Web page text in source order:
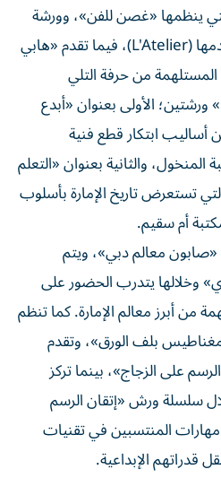
ينظمها «غصن للفن»، وورشة
«الإمارات بفن الخيوط» وتقدمها (L'Atelier)، فيما تقدم «هابي
من حرفة التلي
ورشتين؛ الأولى بعنوان «أبدع
أساليب ابتكار قطع فنية
والثانية بعنوان «التعلم
تستعرض تاريخ الإمارة بأسلوب
أم سقيم.
معالم دبي»، ويتم
وخلالها يتدرب الحضور على
أبرز معالم الإمارة. كما تنظم
بلف الورق»، وتقدم
على الزجاج»، بينما تركز
سلسلة ورش «إتقان الرسم
مهارات المنتسبين في تقنيات
قدراتهم الإبداعية.